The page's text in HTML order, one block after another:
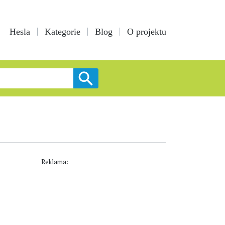
Hesla Kategorie Blog O projektu
Reklama: